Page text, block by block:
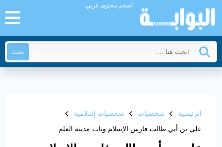
أضخم محتوى عربي
بحث
الرئيسية شخصيات
شخصيات إسلامية
علي بن أبي طالب فارس الإسلام وباب مدينة العلم